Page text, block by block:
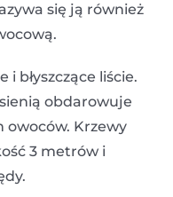
się ją również
i błyszczące liście.
obdarowuje
owoców. Krzewy
3 metrów i